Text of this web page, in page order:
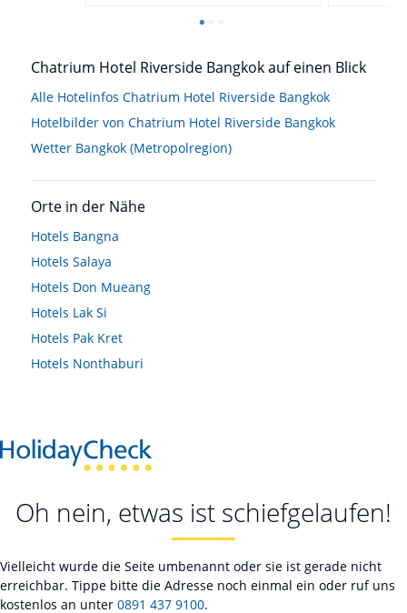
Chatrium Hotel Riverside Bangkok auf einen Blick
Alle Hotelinfos Chatrium Hotel Riverside Bangkok
Hotelbilder von Chatrium Hotel Riverside Bangkok
Wetter Bangkok (Metropolregion)
Orte in der Nähe
Hotels Bangna
Hotels Salaya
Hotels Don Mueang
Hotels Lak Si
Hotels Pak Kret
Hotels Nonthaburi
Oh nein, etwas ist schiefgelaufen!
Vielleicht wurde die Seite umbenannt oder sie ist gerade nicht
erreichbar. Tippe bitte die Adresse noch einmal ein oder ruf uns
kostenlos an unter 0891 437 9100.